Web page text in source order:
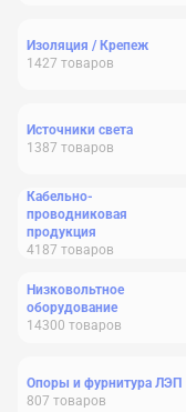
Изоляция / Крепеж
1427 товаров
Источники света
1387 товаров
Кабельно-
проводниковая
продукция
4187 товаров
Низковольтное
оборудование
14300 товаров
Опоры и фурнитура ЛЭП
807 товаров